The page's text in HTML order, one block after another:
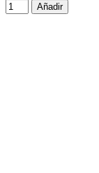
Añadir